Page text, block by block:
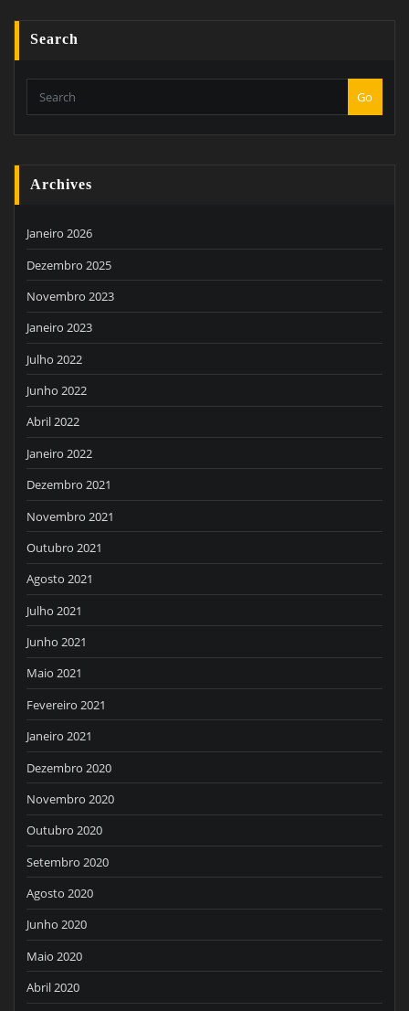
Search
Go
Archives
Janeiro 2026
Dezembro 2025
Novembro 2023
Janeiro 2023
Julho 2022
Junho 2022
Abril 2022
Janeiro 2022
Dezembro 2021
Novembro 2021
Outubro 2021
Agosto 2021
Julho 2021
Junho 2021
Maio 2021
Fevereiro 2021
Janeiro 2021
Dezembro 2020
Novembro 2020
Outubro 2020
Setembro 2020
Agosto 2020
Junho 2020
Maio 2020
Abril 2020